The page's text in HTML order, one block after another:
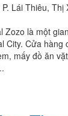
Lái Thiêu, Thị
Zozo là một
City. Cửa hàng
mấy đồ ăn